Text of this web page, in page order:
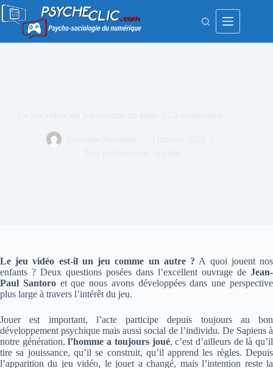
Passer
contenu
Le jeu vidéo est-il un jeu comme un autre ? A quoi jouent nos
enfants ? Deux questions posées dans l’excellent ouvrage de Jean-
Paul Santoroet que nous avons développées dans une perspective
plus large à travers l’intérêt du jeu.
Jouer est important, l’acte participe depuis toujours au bon
développement psychique mais aussi social de l’individu. De Sapiens à
notre génération,l’homme a toujours joué, c’est d’ailleurs de là qu’il
tire sa jouissance, qu’il se construit, qu’il apprend les règles. Depuis
l’apparition du jeu vidéo, le jouet a changé, mais l’intention reste la